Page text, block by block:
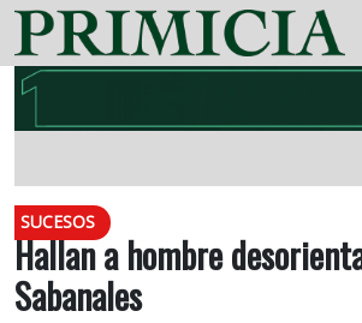
SUCESOS
Hallan a hombre
Sabanales